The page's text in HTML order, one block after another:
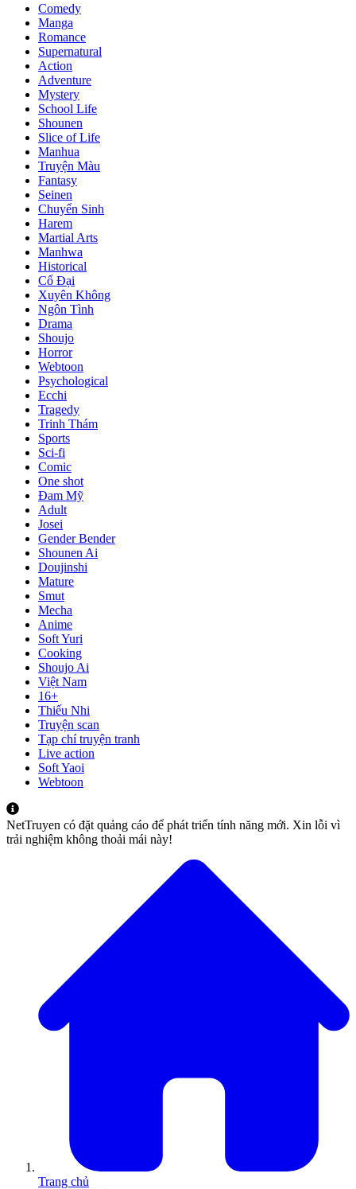
Comedy
Manga
Romance
Supernatural
Action
Adventure
Mystery
School Life
Shounen
Slice of Life
Manhua
Truyện Màu
Fantasy
Seinen
Chuyển Sinh
Harem
Martial Arts
Manhwa
Historical
Cổ Đại
Xuyên Không
Ngôn Tình
Drama
Shoujo
Horror
Webtoon
Psychological
Ecchi
Tragedy
Trinh Thám
Sports
Sci-fi
Comic
One shot
Đam Mỹ
Adult
Josei
Gender Bender
Shounen Ai
Doujinshi
Mature
Smut
Mecha
Anime
Soft Yuri
Cooking
Shoujo Ai
Việt Nam
16+
Thiếu Nhi
Truyện scan
Tạp chí truyện tranh
Live action
Soft Yaoi
Webtoon
NetTruyen có đặt quảng cáo để phát triển tính năng mới. Xin lỗi vì
trải nghiệm không thoải mái này!
Trang chủ